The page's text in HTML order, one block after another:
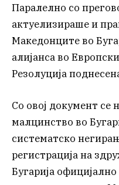
Паралелно со
актуелизираше и
Македонците во
алијанса во
Резолуција
Со овој документ се
малцинство во
систематско
регистрација на
Бугарија